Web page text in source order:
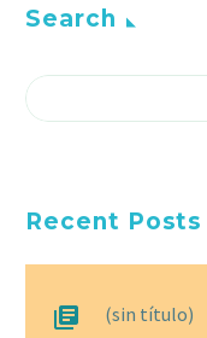
Search
Recent Posts
(sin título)